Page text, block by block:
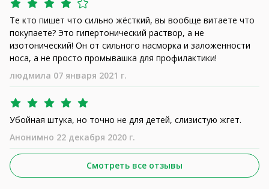
Те кто пишет что сильно жёсткий, вы вообще витаете что
покупаете? Это гипертонический раствор, а не
изотонический! Он от сильного насморка и заложенности
носа, а не просто промывашка для профилактики!
людмила 07 января 2021 г.
Убойная штука, но точно не для детей, слизистую жгет.
Анонимно 22 декабря 2020 г.
Смотреть все отзывы